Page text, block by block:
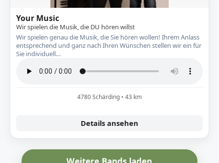
Your Music
Wir spielen die Musik, die DU hören willst
Wir spielen genau die Musik, die Sie hören wollen! Ihrem Anlass
entsprechend und ganz nach Ihren Wünschen stellen wir ein für
Sie individuell…
4780 Schärding • 43 km
Details ansehen